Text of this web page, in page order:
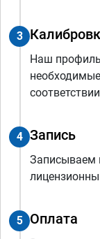
3
Наш
4 Запись
Записываем
5 Оплата